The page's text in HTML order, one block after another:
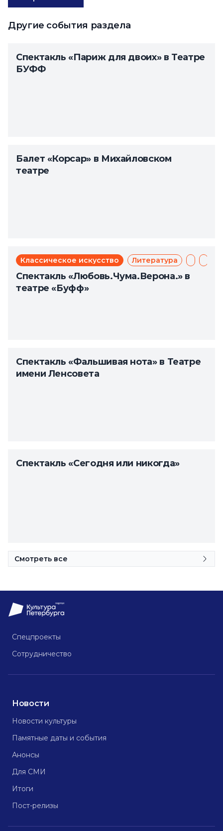
Другие события раздела
Спектакль «Париж для двоих» в Театре
БУФФ
Балет «Корсар» в Михайловском
театре
Классическое искусство Литература Мюзикл
Спектакль «Любовь.Чума.Верона.» в
театре «Буфф»
Спектакль «Фальшивая нота» в Театре
имени Ленсовета
Спектакль «Сегодня или никогда»
Смотреть все
Спецпроекты
Сотрудничество
Новости
Новости культуры
Памятные даты и события
Анонсы
Для СМИ
Итоги
Пост-релизы